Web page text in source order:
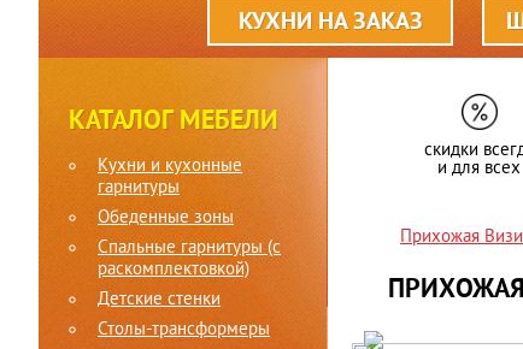
КУХНИ НА ЗАКАЗ
КАТАЛОГ МЕБЕЛИ
Кухни и кухонные
гарнитуры
Обеденные зоны
Спальные гарнитуры (c
раскомплектовкой)
Детские стенки
Столы-трансформеры
скидки
и для всех
Прихожая